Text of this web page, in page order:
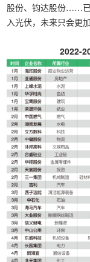
股份、钧达股份……
入光伏，未来只会更
2022-